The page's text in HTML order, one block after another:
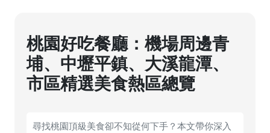
桃園好吃餐廳：機場周邊青
埔、中壢平鎮、大溪龍潭、
市區精選美食熱區總覽
尋找桃園頂級美食卻不知從何下手？本文帶你深入